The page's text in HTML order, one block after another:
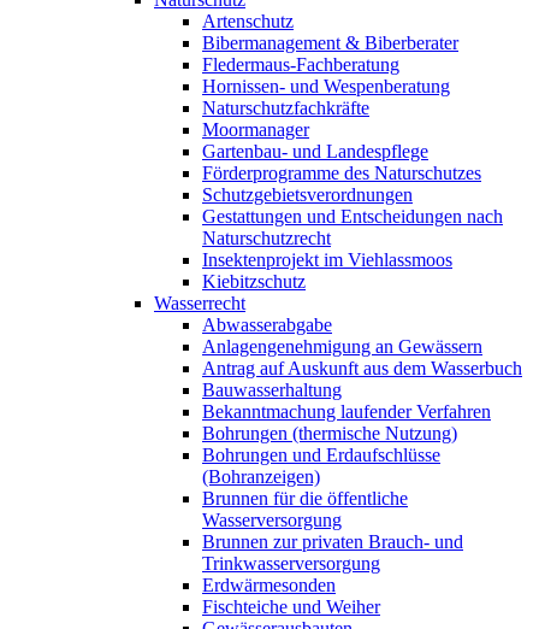
Artenschutz
Bibermanagement & Biberberater
Fledermaus-Fachberatung
Hornissen- und Wespenberatung
Naturschutzfachkräfte
Moormanager
Gartenbau- und Landespflege
Förderprogramme des Naturschutzes
Schutzgebietsverordnungen
Gestattungen und Entscheidungen nach
Naturschutzrecht
Insektenprojekt im Viehlassmoos
Kiebitzschutz
Wasserrecht
Abwasserabgabe
Anlagengenehmigung an Gewässern
Antrag auf Auskunft aus dem Wasserbuch
Bauwasserhaltung
Bekanntmachung laufender Verfahren
Bohrungen (thermische Nutzung)
Bohrungen und Erdaufschlüsse
(Bohranzeigen)
Brunnen für die öffentliche
Wasserversorgung
Brunnen zur privaten Brauch- und
Trinkwasserversorgung
Erdwärmesonden
Fischteiche und Weiher